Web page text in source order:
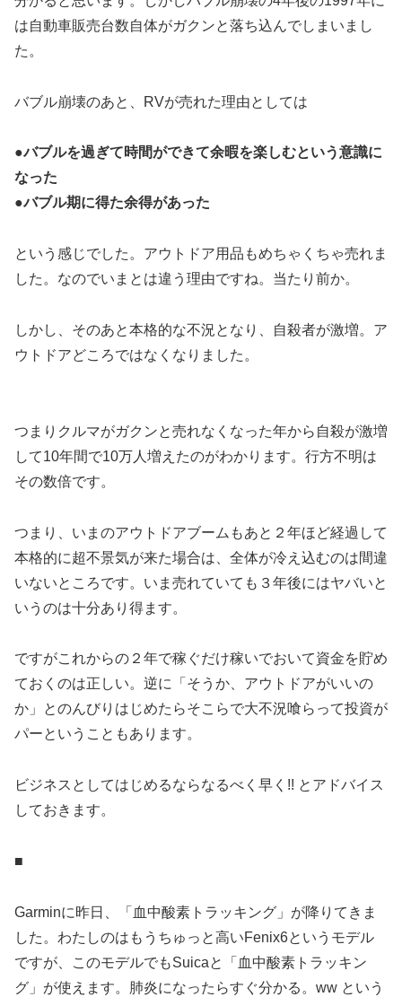
は自動車販売台数自体がガクンと落ち込んでしまいまし
た。
バブル崩壊のあと、RVが売れた理由としては
●バブルを過ぎて時間ができて余暇を楽しむという意識に
なった
●バブル期に得た余得があった
という感じでした。アウトドア用品もめちゃくちゃ売れま
した。なのでいまとは違う理由ですね。当たり前か。
しかし、そのあと本格的な不況となり、自殺者が激増。ア
ウトドアどころではなくなりました。
つまりクルマがガクンと売れなくなった年から自殺が激増
して10年間で10万人増えたのがわかります。行方不明は
その数倍です。
つまり、いまのアウトドアブームもあと２年ほど経過して
本格的に超不景気が来た場合は、全体が冷え込むのは間違
いないところです。いま売れていても３年後にはヤバいと
いうのは十分あり得ます。
ですがこれからの２年で稼ぐだけ稼いでおいて資金を貯め
ておくのは正しい。逆に「そうか、アウトドアがいいの
か」とのんびりはじめたらそこらで大不況喰らって投資が
パーということもあります。
ビジネスとしてはじめるならなるべく早く!! とアドバイス
しておきます。
■
Garminに昨日、「血中酸素トラッキング」が降りてきま
した。わたしのはもうちゅっと高いFenix6というモデル
ですが、このモデルでもSuicaと「血中酸素トラッキン
グ」が使えます。肺炎になったらすぐ分かる。ww という